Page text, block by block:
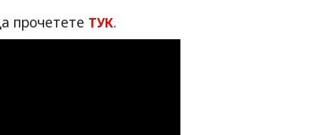
прочетете ТУК.